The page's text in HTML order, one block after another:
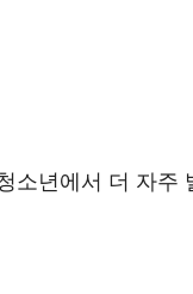
소년에서 더 자주